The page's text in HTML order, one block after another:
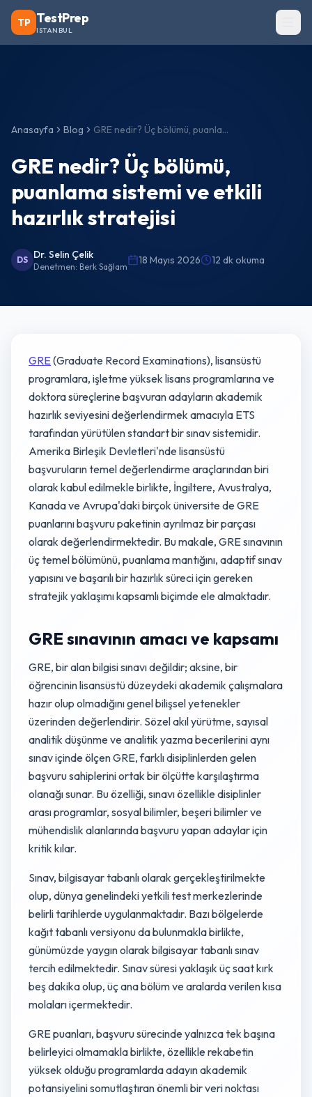
TP TestPrep
ISTANBUL
Anasayfa Blog GRE nedir? Üç bölümü, puanlama sistemi ve etkili hazırlık stratejisi
GRE nedir? Üç bölümü,
puanlama sistemi ve etkili
hazırlık stratejisi
DS Dr. Selin Çelik
Denetmen: Berk Sağlam
18 Mayıs 2026 12 dk okuma
GRE(Graduate Record Examinations), lisansüstü
programlara, işletme yüksek lisans programlarına ve
doktora süreçlerine başvuran adayların akademik
hazırlık seviyesini değerlendirmek amacıyla ETS
tarafından yürütülen standart bir sınav sistemidir.
Amerika Birleşik Devletleri'nde lisansüstü
başvuruların temel değerlendirme araçlarından biri
olarak kabul edilmekle birlikte, İngiltere, Avustralya,
Kanada ve Avrupa'daki birçok üniversite de GRE
puanlarını başvuru paketinin ayrılmaz bir parçası
olarak değerlendirmektedir. Bu makale, GRE sınavının
üç temel bölümünü, puanlama mantığını, adaptif sınav
yapısını ve başarılı bir hazırlık süreci için gereken
stratejik yaklaşımı kapsamlı biçimde ele almaktadır.
GRE sınavının amacı ve kapsamı
GRE, bir alan bilgisi sınavı değildir; aksine, bir
öğrencinin lisansüstü düzeydeki akademik çalışmalara
hazır olup olmadığını genel bilişsel yetenekler
üzerinden değerlendirir. Sözel akıl yürütme, sayısal
analitik düşünme ve analitik yazma becerilerini aynı
sınav içinde ölçen GRE, farklı disiplinlerden gelen
başvuru sahiplerini ortak bir ölçütte karşılaştırma
olanağı sunar. Bu özelliği, sınavı özellikle disiplinler
arası programlar, sosyal bilimler, beşeri bilimler ve
mühendislik alanlarında başvuru yapan adaylar için
kritik kılar.
Sınav, bilgisayar tabanlı olarak gerçekleştirilmekte
olup, dünya genelindeki yetkili test merkezlerinde
belirli tarihlerde uygulanmaktadır. Bazı bölgelerde
kağıt tabanlı versiyonu da bulunmakla birlikte,
günümüzde yaygın olarak bilgisayar tabanlı sınav
tercih edilmektedir. Sınav süresi yaklaşık üç saat kırk
beş dakika olup, üç ana bölüm ve aralarda verilen kısa
molaları içermektedir.
GRE puanları, başvuru sürecinde yalnızca tek başına
belirleyici olmamakla birlikte, özellikle rekabetin
yüksek olduğu programlarda adayın akademik
potansiyelini somutlaştıran önemli bir veri noktası